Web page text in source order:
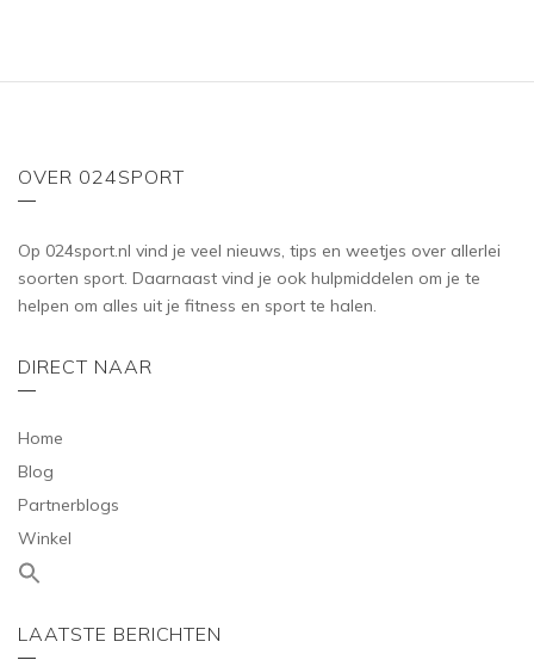
OVER 024SPORT
Op 024sport.nl vind je veel nieuws, tips en weetjes over allerlei
soorten sport. Daarnaast vind je ook hulpmiddelen om je te
helpen om alles uit je fitness en sport te halen.
DIRECT NAAR
Home
Blog
Partnerblogs
Winkel
LAATSTE BERICHTEN